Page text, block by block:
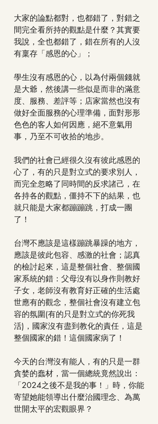
大家的論點都對，也都錯了，對錯之
間完全看所持的觀點是什麼？其實要
我說，全也都錯了，錯在所有的人沒
有稟存「感恩的心」；
學生沒有感恩的心，以為付兩個錢就
是大爺，然後講一些似是而非的滿意
度、服務、差評等；店家當然也沒有
做好全面服務的心理準備，面對形形
色色的客人如何因應，絕不意氣用
事，乃至不可收拾的地步。
我們的社會已經很久沒有彼此感恩的
心了，有的只是對立式的要求別人，
而完全忽略了同時間的反求諸己，在
各持各的觀點，僵持不下的結果，也
就只能是大家都蹦蹦跳，打成一團
了！
台灣不應該是這樣蹦跳暴躁的地方，
應該是彼此包容、感激的社會；認真
的檢討起來，這是整個社會、整個國
家系統的錯：父母沒有以身作則教好
子女，老師沒有教育好正確的生活處
世應有的觀念，整個社會沒有建立包
容的氛圍(有的只是對立式的你死我
活)，國家沒有盡到教化的責任，這是
整個國家的錯！這個國家病了！
今天的台灣沒有能人，有的只是一群
貪婪的蠢材，當一個總統竟然說出：
「2024之後不是我的事！」時，你能
寄望她能領導出什麼治國理念、為萬
世開太平的宏觀眼界？